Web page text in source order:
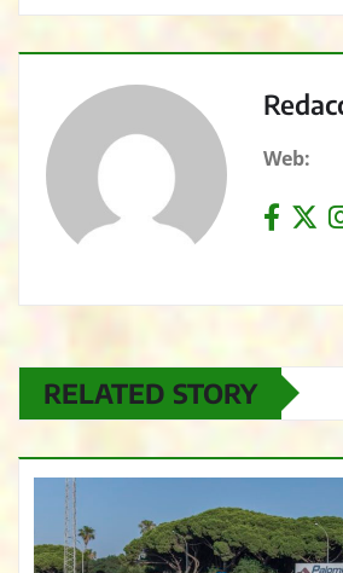
Web:
RELATED STORY